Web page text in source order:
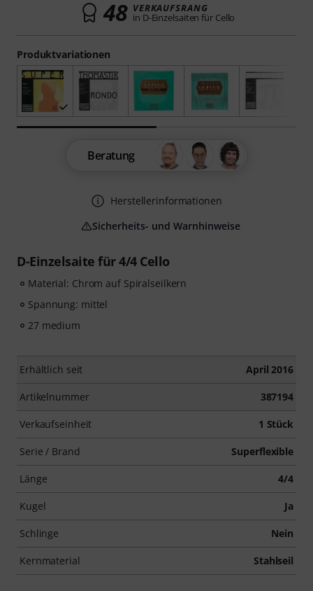
D-Einzelsaite für 4/4 Cello
Material: Chrom auf Spiralseilkern
Spannung: mittel
27 medium
Erhältlich seit April 2016
Artikelnummer 387194
Verkaufseinheit 1 Stück
Serie / Brand Superflexible
Länge 4/4
Kugel Ja
Schlinge Nein
Kernmaterial Stahlseil
Produktvariationen
48 VERKAUFSRANG
in D-Einzelsaiten für Cello
Beratung
Herstellerinformationen
Sicherheits- und Warnhinweise